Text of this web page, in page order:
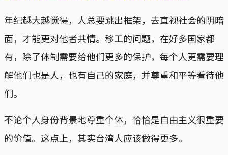
年纪越大越觉得，人总要跳出框架，去直视社会的阴暗
面，才能更对他者共情。移工的问题，在好多国家都
有，除了体制需要给他们更多的保护，每个人更需要理
解他们也是人，也有自己的家庭，并尊重和平等看待他
们。
不论个人身份背景地尊重个体，恰恰是自由主义很重要
的价值。这点上，其实台湾人应该做得更多。